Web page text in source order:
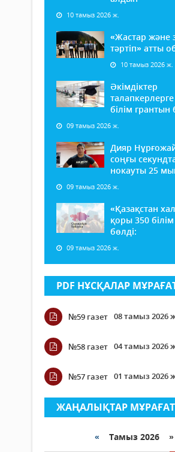
10 тамыз 2026 ж.
«Жастар және
тәртіп» атты
10 тамыз 2026 ж.
Әкімдіктер
білім грантын
09 тамыз 2026 ж.
Дияр
соңғы
нокауты 25
09 тамыз 2026 ж.
«Қазақстан
қоры 350
бөлді:
09 тамыз 2026 ж.
PDF НҰСҚАЛАР
№59 газет 08 тамыз 2026
№58 газет 04 тамыз 2026
№57 газет 01 тамыз 2026
ЖАҢАЛЫҚТАР
« Тамыз 2026 »